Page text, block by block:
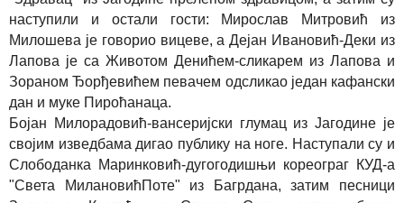
наступили и остали гости: Мирослав Митровић из
Милошева је говорио вицеве, а Дејан Ивановић-Деки из
Лапова је са Животом Денићем-сликарем из Лапова и
Зораном Ђорђевићем певачем одсликао један кафански
дан и муке Пироћанаца.
Бојан Милорадовић-вансеријски глумац из Јагодине је
својим изведбама дигао публику на ноге. Наступали су и
Слободанка Маринковић-дугогодишњи кореограг КУД-а
"Света МилановићПоте" из Багрдана, затим песници